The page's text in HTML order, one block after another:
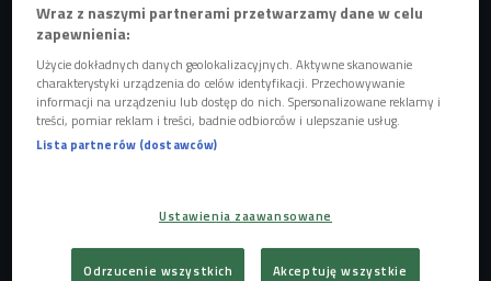
Foto: Glow Images/East News
Wyświetlanym na ekranach reklamom mogą towarzyszyć
odpowiadające im zapachy - informuje "New Scientist”.
- W Japonii, kraju kwitnącej wiśni i kwitnących pomysłów,
zespół naukowców opracował bardzo innowacyjny pomysł,
Tokyo University of Agriculture and Technology opracował
jest na ekranie - mówi Iwona Burzyńska z firmy Panasonic.
Wraz z naszymi partnerami przetwarzamy dane w celu
zapewnienia:
Użycie dokładnych danych geolokalizacyjnych. Aktywne skanowanie
charakterystyki urządzenia do celów identyfikacji. Przechowywanie
informacji na urządzeniu lub dostęp do nich. Spersonalizowane reklamy i
treści, pomiar reklam i treści, badnie odbiorców i ulepszanie usług.
Lista partnerów (dostawców)
Ustawienia zaawansowane
Odrzucenie wszystkich Akceptuję wszystkie